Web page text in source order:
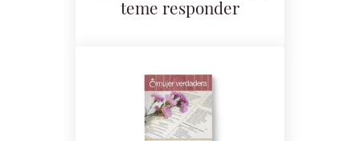
teme responder